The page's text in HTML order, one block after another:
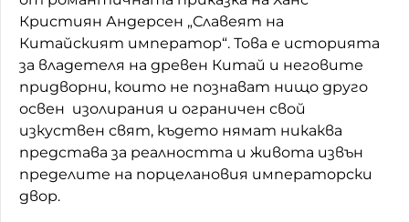
До ре ми
Кристиян Андерсен „Славеят на
Китайският император“. Това е историята
за владетеля на древен Китай и неговите
придворни, които не познават нищо друго
освен изолирания и ограничен свой
изкуствен свят, където нямат никаква
представа за реалността и живота извън
пределите на порцелановия императорски
двор.